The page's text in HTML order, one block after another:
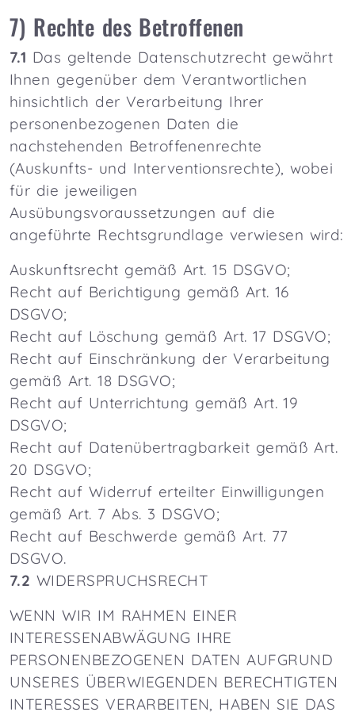
7) Rechte des Betroffenen
7.1 Das geltende Datenschutzrecht gewährt
Ihnen gegenüber dem Verantwortlichen
hinsichtlich der Verarbeitung Ihrer
personenbezogenen Daten die
nachstehenden Betroffenenrechte
(Auskunfts- und Interventionsrechte), wobei
für die jeweiligen
Ausübungsvoraussetzungen auf die
angeführte Rechtsgrundlage verwiesen wird:
Auskunftsrecht gemäß Art. 15 DSGVO;
Recht auf Berichtigung gemäß Art. 16
DSGVO;
Recht auf Löschung gemäß Art. 17 DSGVO;
Recht auf Einschränkung der Verarbeitung
gemäß Art. 18 DSGVO;
Recht auf Unterrichtung gemäß Art. 19
DSGVO;
Recht auf Datenübertragbarkeit gemäß Art.
20 DSGVO;
Recht auf Widerruf erteilter Einwilligungen
gemäß Art. 7 Abs. 3 DSGVO;
Recht auf Beschwerde gemäß Art. 77
DSGVO.
7.2 WIDERSPRUCHSRECHT
WENN WIR IM RAHMEN EINER
INTERESSENABWÄGUNG IHRE
PERSONENBEZOGENEN DATEN AUFGRUND
UNSERES ÜBERWIEGENDEN BERECHTIGTEN
INTERESSES VERARBEITEN, HABEN SIE DAS